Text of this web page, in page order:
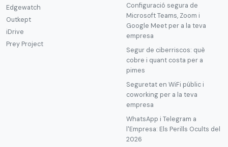
Edgewatch
Outkept
iDrive
Prey Project
Configuració segura de
Microsoft Teams, Zoom i
Google Meet per a la teva
empresa
Segur de ciberriscos: què
cobre i quant costa per a
pimes
Seguretat en WiFi públic i
coworking per a la teva
empresa
WhatsApp i Telegram a
l'Empresa: Els Perills Ocults del
2026